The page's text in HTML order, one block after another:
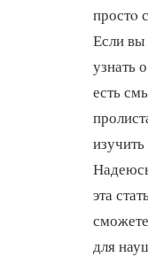
простο
Если вы
узнать
есть
эта
для